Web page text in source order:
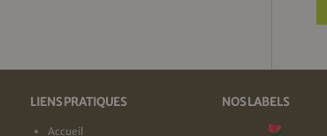
LIENS PRATIQUES
Accueil
NOS LABELS